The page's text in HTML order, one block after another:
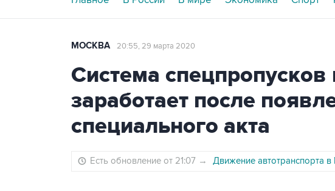
МОСКВА 20:55, 29 марта 2020
Система
заработает после
специального акта
Есть обновление от 21:07 → Движение автотранспорта